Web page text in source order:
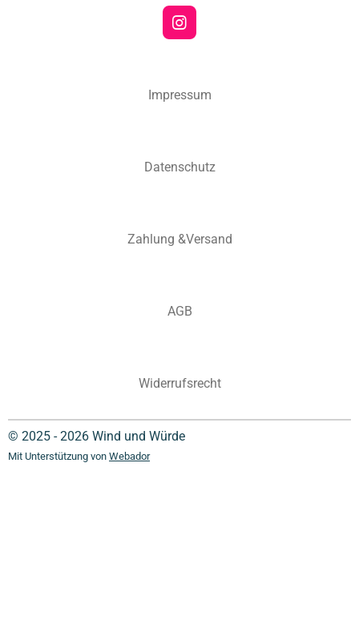
I
n
a
Impressum
Datenschutz
Zahlung &Versand
AGB
Widerrufsrecht
© 2025 - 2026 Wind und Würde
Mit Unterstützung von Webador